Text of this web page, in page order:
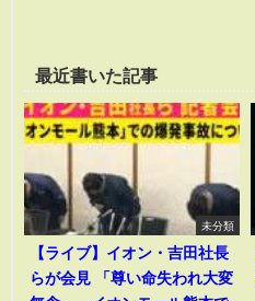
最近書いた記事
未分類
【ライブ】イオン・吉田社長
らが会見 「尊い命失われ大変